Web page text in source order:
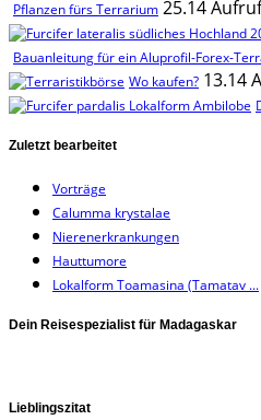
Pflanzen fürs Terrarium 25.14
Bauanleitung für ein Aluprofil-Forex-
Wo kaufen? 13.14
Zuletzt bearbeitet
Vorträge
Calumma krystalae
Nierenerkrankungen
Hauttumore
Lokalform Toamasina (Tamatav ...
Dein Reisespezialist für Madagaskar
Lieblingszitat